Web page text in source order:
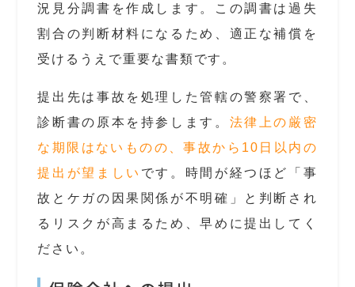
況見分調書を作成します。この調書は過失
割合の判断材料になるため、適正な補償を
受けるうえで重要な書類です。
提出先は事故を処理した管轄の警察署で、
診断書の原本を持参します。 法律上の厳密
な期限はないものの、事故から10日以内の
提出が望ましい です。時間が経つほど「事
故とケガの因果関係が不明確」と判断され
るリスクが高まるため、早めに提出してく
ださい。